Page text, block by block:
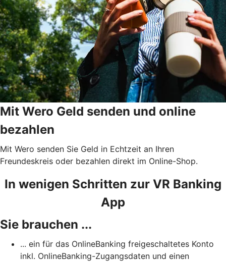
Mit Wero Geld senden und online
bezahlen
Mit Wero senden Sie Geld in Echtzeit an Ihren
Freundeskreis oder bezahlen direkt im Online-Shop.
In wenigen Schritten zur VR Banking
App
Sie brauchen ...
... ein für das OnlineBanking freigeschaltetes Konto
inkl. OnlineBanking-Zugangsdaten und einen